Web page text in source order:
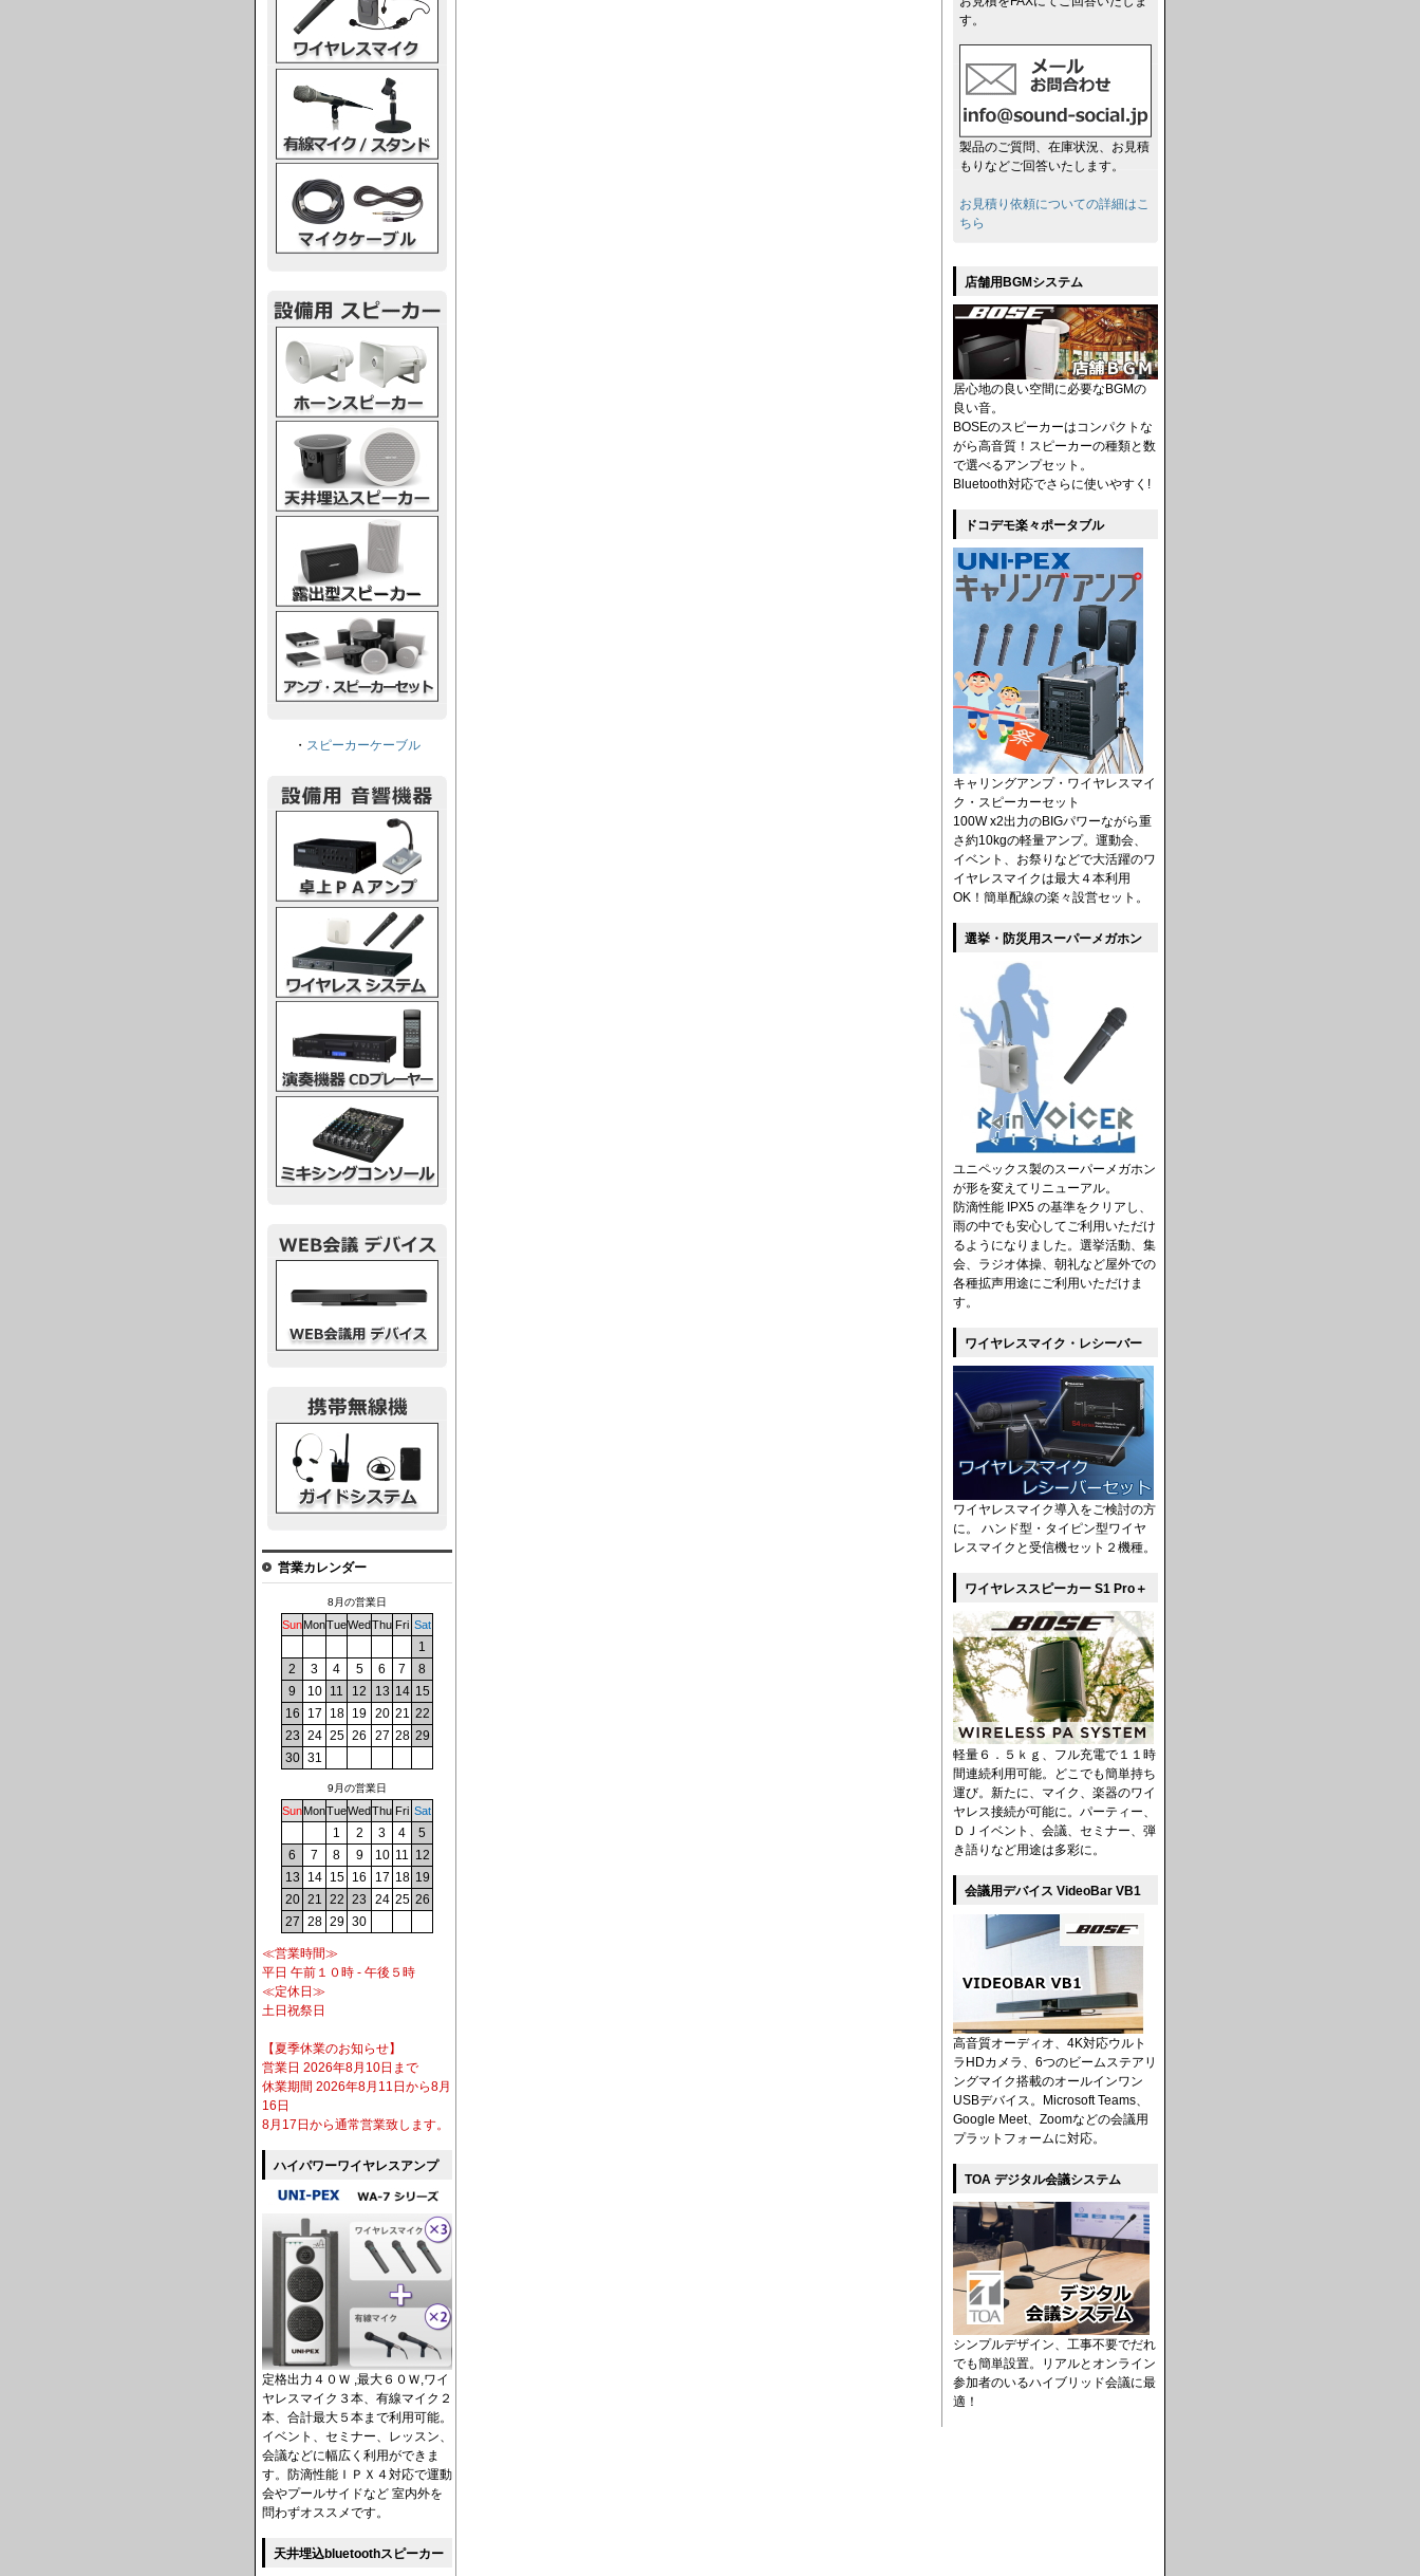
・ スピーカーケーブル
営業カレンダー
8月の営業日
SunMonTueWedThu Fri Sat
1
2
3 4 5 6 7
8
9
10 11 12 13 14 15
16
17 18 19 20 21 22
23 24 25 26 27 28 29
30 31
9月の営業日
SunMonTueWedThu Fri Sat
1 2 3 4
5
6
7 8 9 10 11 12
13
14 15 16 17 18 19
20 21 22 23 24 25 26
27 28 29 30
≪営業時間≫
平日 午前１０時 - 午後５時
≪定休日≫
土日祝祭日
【夏季休業のお知らせ】
営業日 2026年8月10日まで
休業期間 2026年8月11日から8月
16日
8月17日から通常営業致します。
ハイパワーワイヤレスアンプ
定格出力４０Ｗ ,最大６０Ｗ,ワイ
ヤレスマイク３本、有線マイク２
本、合計最大５本まで利用可能。
イベント、セミナー、レッスン、
会議などに幅広く利用ができま
す。防滴性能ＩＰＸ４対応で運動
会やプールサイドなど 室内外を
問わずオススメです。
天井埋込bluetoothスピーカー
す。
製品のご質問、在庫状況、お見積
もりなどご回答いたします。
お見積り依頼についての詳細はこ
ちら
店舗用BGMシステム
居心地の良い空間に必要なBGMの
良い音。
BOSEのスピーカーはコンパクトな
がら高音質！スピーカーの種類と数
で選べるアンプセット。
Bluetooth対応でさらに使いやすく!
ドコデモ楽々ポータブル
キャリングアンプ・ワイヤレスマイ
ク・スピーカーセット
100W x2出力のBIGパワーながら重
さ約10kgの軽量アンプ。運動会、
イベント、お祭りなどで大活躍のワ
イヤレスマイクは最大４本利用
OK！簡単配線の楽々設営セット。
選挙・防災用スーパーメガホン
ユニペックス製のスーパーメガホン
が形を変えてリニューアル。
防滴性能 IPX5 の基準をクリアし、
雨の中でも安心してご利用いただけ
るようになりました。選挙活動、集
会、ラジオ体操、朝礼など屋外での
各種拡声用途にご利用いただけま
す。
ワイヤレスマイク・レシーバー
ワイヤレスマイク導入をご検討の方
に。 ハンド型・タイピン型ワイヤ
レスマイクと受信機セット２機種。
ワイヤレススピーカー S1 Pro＋
軽量６．５ｋｇ、フル充電で１１時
間連続利用可能。どこでも簡単持ち
運び。新たに、マイク、楽器のワイ
ヤレス接続が可能に。パーティー、
ＤＪイベント、会議、セミナー、弾
き語りなど用途は多彩に。
会議用デバイス VideoBar VB1
高音質オーディオ、4K対応ウルト
ラHDカメラ、6つのビームステアリ
ングマイク搭載のオールインワン
USBデバイス。Microsoft Teams、
Google Meet、Zoomなどの会議用
プラットフォームに対応。
TOA デジタル会議システム
シンプルデザイン、工事不要でだれ
でも簡単設置。リアルとオンライン
参加者のいるハイブリッド会議に最
適！